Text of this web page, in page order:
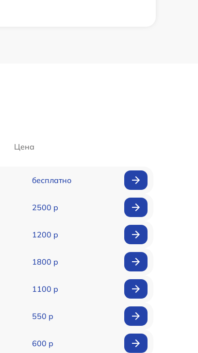
Цена
бесплатно
2500 р
1200 р
1800 р
1100 р
550 р
600 р